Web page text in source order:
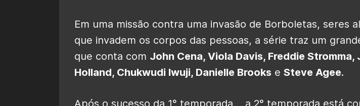
Em uma missão contra uma invasão de Borboletas, seres
que invadem os corpos das pessoas, a série traz um
que conta com John Cena, Viola Davis, Freddie Stromma,
Holland, Chukwudi Iwuji, Danielle Brooks e Steve Agee.